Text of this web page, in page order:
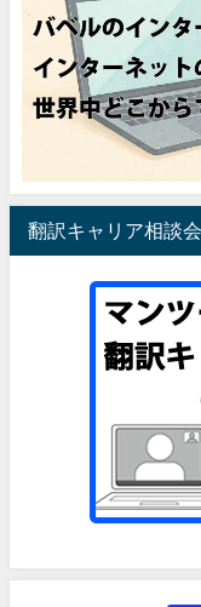
翻訳キャリア相談会